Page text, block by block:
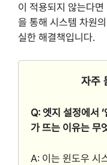
이 적용되지 않는다
을 통해 시스템 차원
실한 해결책입니다.
자주
Q: 엣지 설정에서
가 뜨는 이유는 무
A: 이는 윈도우 시